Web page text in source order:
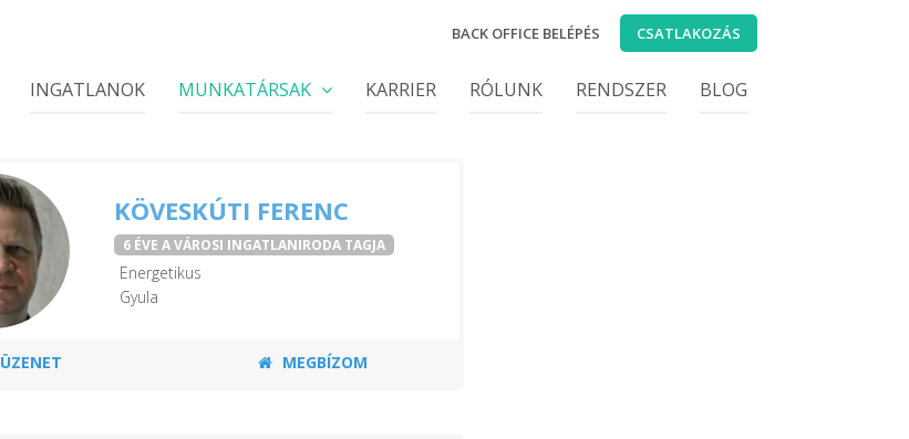
BACK OFFICE BELÉPÉS CSATLAKOZÁS
INGATLANOK MUNKATÁRSAK KARRIER RÓLUNK RENDSZER BLOG
KÖVESKÚTI FERENC
6 ÉVE A VÁROSI INGATLANIRODA TAGJA
Energetikus
Gyula
ÜZENET MEGBÍZOM